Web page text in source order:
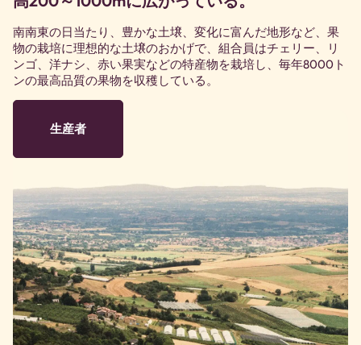
南南東の日当たり、豊かな土壌、変化に富んだ地形など、果
物の栽培に理想的な土壌のおかげで、組合員はチェリー、リ
ンゴ、洋ナシ、赤い果実などの特産物を栽培し、毎年8000ト
ンの最高品質の果物を収穫している。
生産者